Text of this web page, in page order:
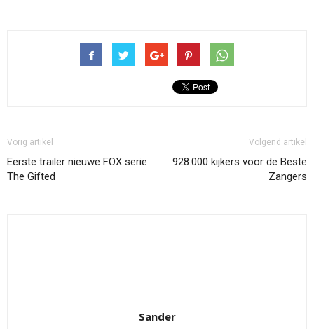
Vorig artikel
Eerste trailer nieuwe FOX serie
The Gifted
Volgend artikel
928.000 kijkers voor de Beste
Zangers
Sander